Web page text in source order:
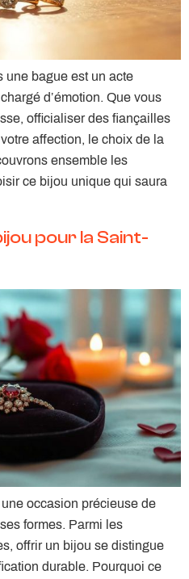
une bague est un acte
d’émotion. Que vous
officialiser des fiançailles
affection, le choix de la
ensemble les
ce bijou unique qui saura
pour la Saint-
occasion précieuse de
formes. Parmi les
offrir un bijou se distingue
durable. Pourquoi ce